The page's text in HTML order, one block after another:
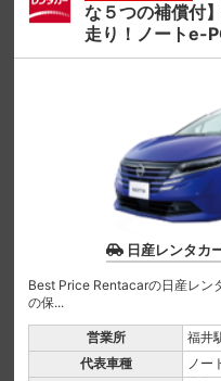
な５つの補償付
走り！ノートe-
日産レンタカ
Best Price Rentacarの日産レン
の保...
営業所
福井
代表車種
ノー